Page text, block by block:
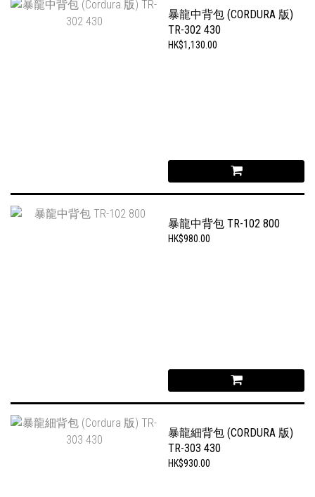
暴龍中背包 (CORDURA 版)
TR-302 430
HK$1,130.00
暴龍中背包 TR-102 800
HK$980.00
暴龍細背包 (CORDURA 版)
TR-303 430
HK$930.00